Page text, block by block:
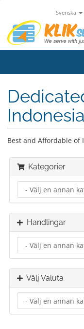
Svenska
Indonesia
Best and Affordable of
Kategorier
Handlingar
Välj Valuta